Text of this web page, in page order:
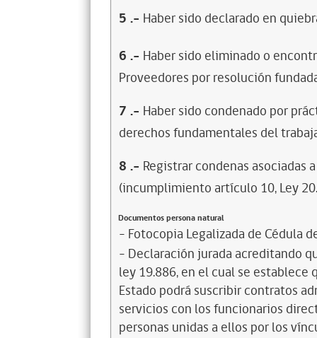
5 .- Haber sido declarado en
6 .- Haber sido eliminado o
Proveedores por resolución
7 .- Haber sido condenado por
derechos fundamentales del
8 .- Registrar condenas asociadas
(incumplimiento artículo 10, Ley
Documentos persona natural
- Fotocopia Legalizada de Cédula
- Declaración jurada acreditando
ley 19.886, en el cual se
Estado podrá suscribir contratos
servicios con los funcionarios
personas unidas a ellos por los